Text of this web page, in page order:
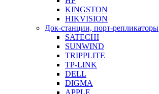
KINGSTON
HIKVISION
Док-станции, порт-репликаторы
SATECHI
SUNWIND
TRIPPLITE
TP-LINK
DELL
DIGMA